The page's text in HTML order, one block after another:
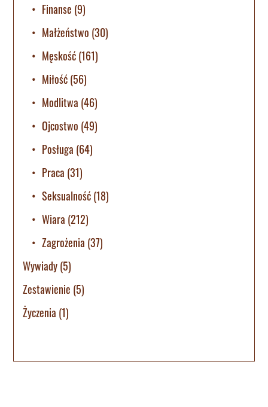
Finanse (9)
Małżeństwo (30)
Męskość(161)
Miłość(56)
Modlitwa (46)
Ojcostwo (49)
Posługa (64)
Praca (31)
Seksualność(18)
Wiara (212)
Zagrożenia (37)
Wywiady(5)
Zestawienie (5)
Życzenia (1)